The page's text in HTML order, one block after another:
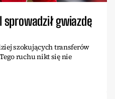
sprowadził gwiazdę
szokujących transferów
ruchu nikt się nie